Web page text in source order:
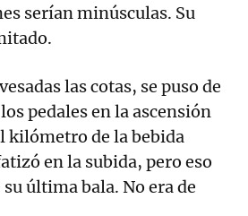
serían minúsculas. Su
las cotas, se puso de
pedales en la ascensión
kilómetro de la bebida
en la subida, pero eso
última bala. No era de